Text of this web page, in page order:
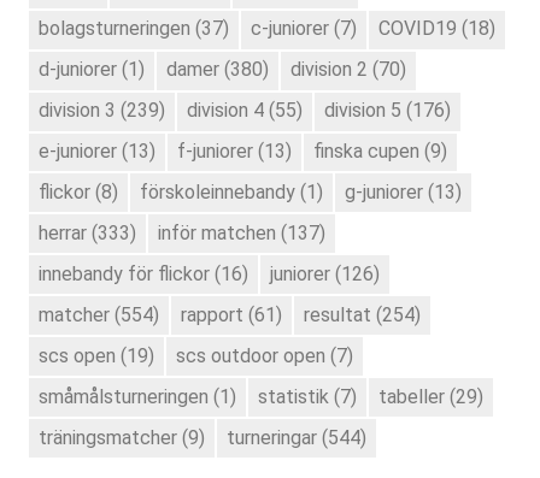
bolagsturneringen (37) c-juniorer (7) COVID19 (18)
d-juniorer (1) damer (380) division 2 (70)
division 3 (239) division 4 (55) division 5 (176)
e-juniorer (13) f-juniorer (13) finska cupen (9)
flickor (8) förskoleinnebandy (1) g-juniorer (13)
herrar (333) inför matchen (137)
innebandy för flickor (16) juniorer (126)
matcher (554) rapport (61) resultat (254)
scs open (19) scs outdoor open (7)
småmålsturneringen (1) statistik (7) tabeller (29)
träningsmatcher (9) turneringar (544)